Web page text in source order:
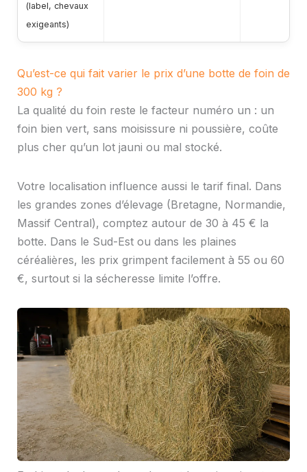
(label, chevaux
exigeants)
Qu’est-ce qui fait varier le prix d’une botte de foin de
300 kg ?
La qualité du foin reste le facteur numéro un : un
foin bien vert, sans moisissure ni poussière, coûte
plus cher qu’un lot jauni ou mal stocké.
Votre localisation influence aussi le tarif final. Dans
les grandes zones d’élevage (Bretagne, Normandie,
Massif Central), comptez autour de 30 à 45 € la
botte. Dans le Sud-Est ou dans les plaines
céréalières, les prix grimpent facilement à 55 ou 60
€, surtout si la sécheresse limite l’offre.